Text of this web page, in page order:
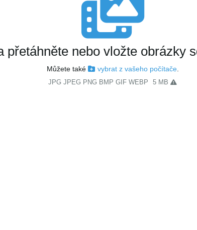
přetáhněte nebo vložte obrázky
Můžete také vybrat z vašeho počítače.
JPG JPEG PNG BMP GIF WEBP 5 MB